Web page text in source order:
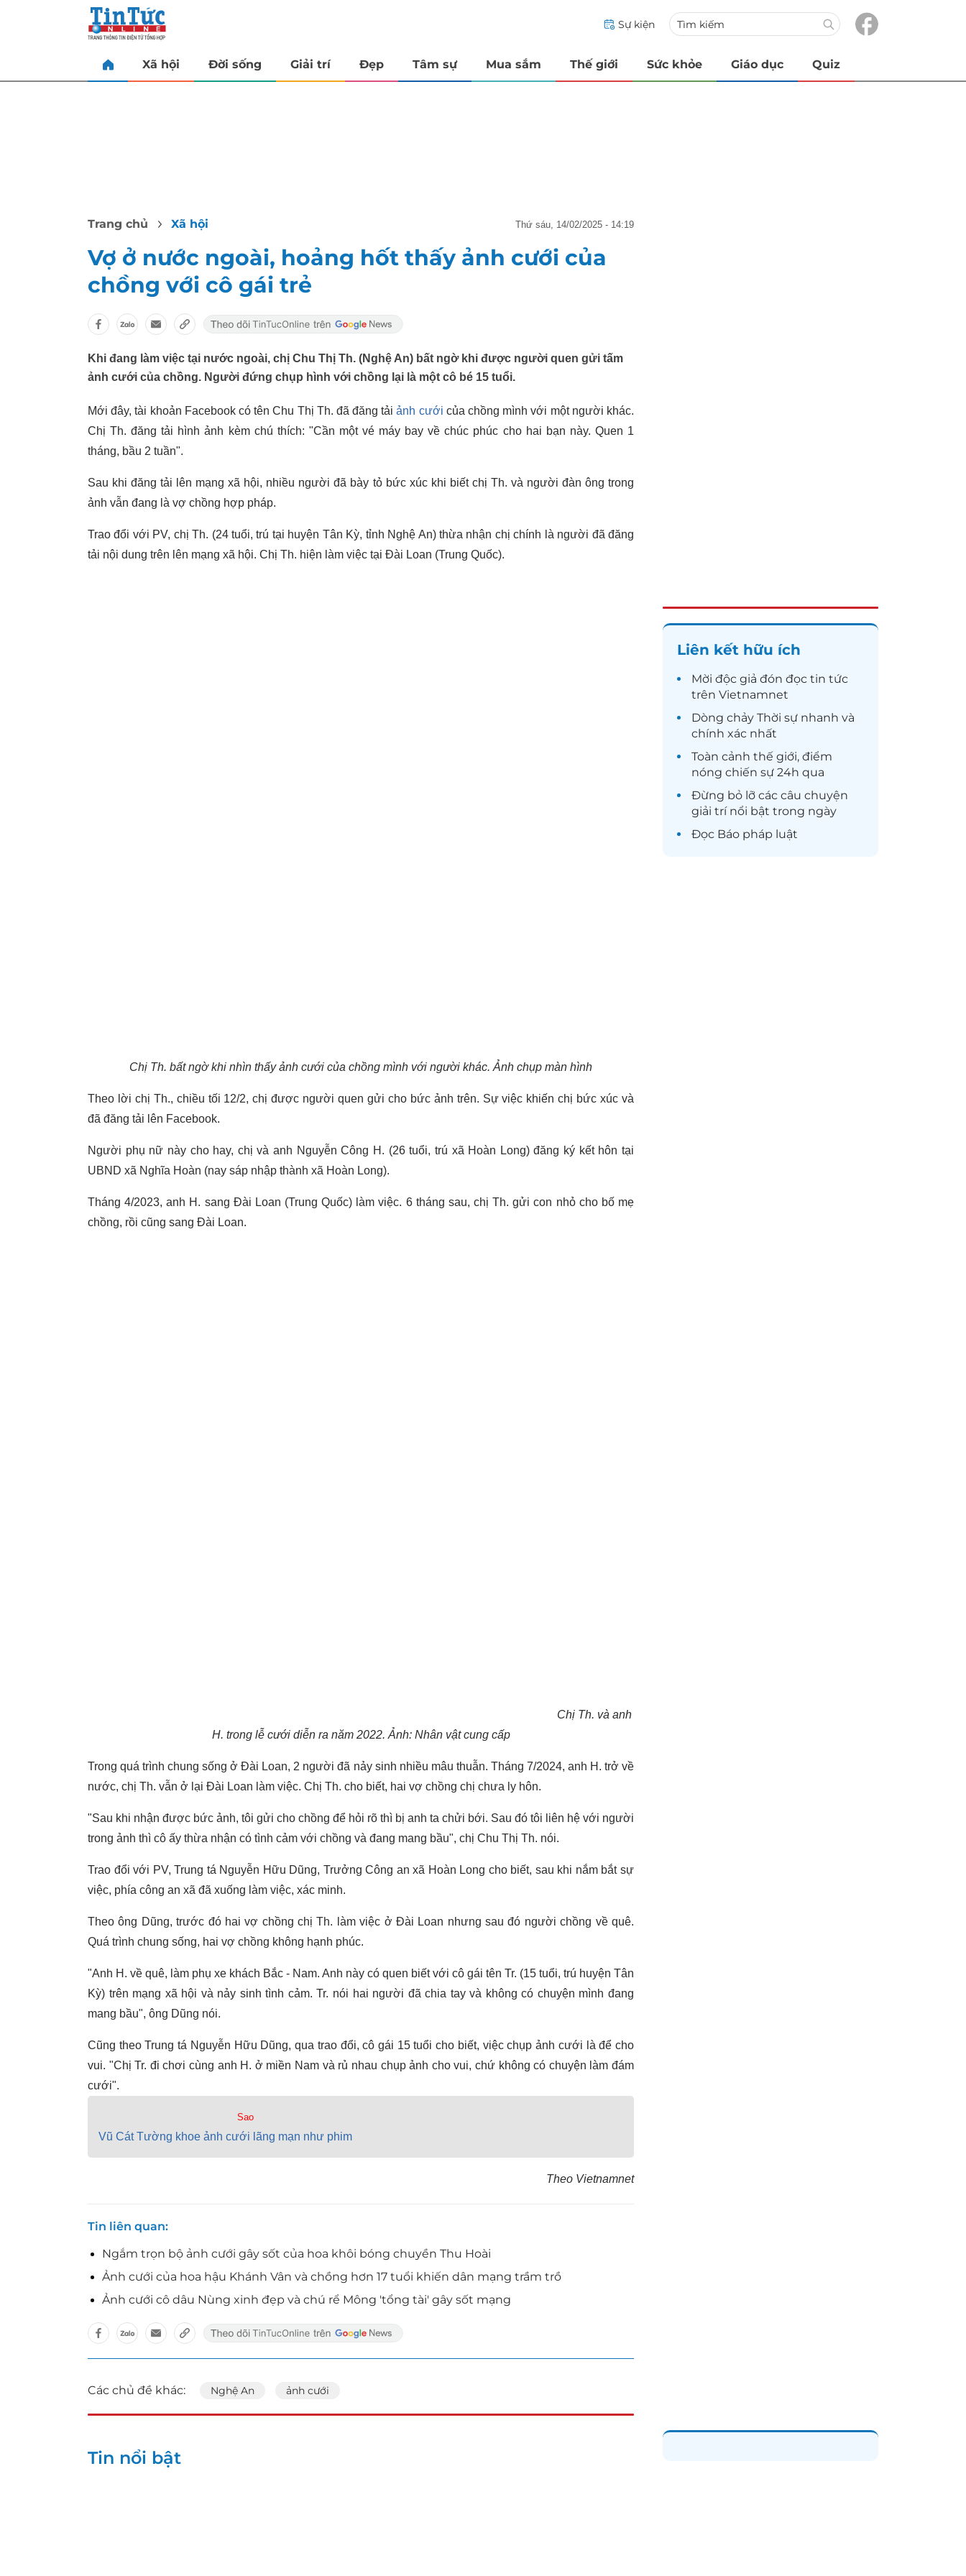
Sự kiện
Xã hội Đời sống Giải trí Đẹp Tâm sự Mua sắm Thế giới Sức khỏe Giáo dục Quiz
Trang chủ Xã hội thứ sáu, 14/02/2025 - 14:19
Vợ ở nước ngoài, hoảng hốt thấy ảnh cưới của
chồng với cô gái trẻ
Khi đang làm việc tại nước ngoài, chị Chu Thị Th. (Nghệ An) bất ngờ khi được người quen gửi tấm
ảnh cưới của chồng. Người đứng chụp hình với chồng lại là một cô bé 15 tuổi.
Mới đây, tài khoản Facebook có tên Chu Thị Th. đã đăng tảiảnh cưới của chồng mình với một người khác.
Chị Th. đăng tải hình ảnh kèm chú thích: "Cần một vé máy bay về chúc phúc cho hai bạn này. Quen 1
tháng, bầu 2 tuần".
Sau khi đăng tải lên mạng xã hội, nhiều người đã bày tỏ bức xúc khi biết chị Th. và người đàn ông trong
ảnh vẫn đang là vợ chồng hợp pháp.
Trao đổi với PV, chị Th. (24 tuổi, trú tại huyện Tân Kỳ, tỉnh Nghệ An) thừa nhận chị chính là người đã đăng
tải nội dung trên lên mạng xã hội. Chị Th. hiện làm việc tại Đài Loan (Trung Quốc).
Chị Th. bất ngờ khi nhìn thấy ảnh cưới của chồng mình với người khác. Ảnh chụp màn hình
Theo lời chị Th., chiều tối 12/2, chị được người quen gửi cho bức ảnh trên. Sự việc khiến chị bức xúc và
đã đăng tải lên Facebook.
Người phụ nữ này cho hay, chị và anh Nguyễn Công H. (26 tuổi, trú xã Hoàn Long) đăng ký kết hôn tại
UBND xã Nghĩa Hoàn (nay sáp nhập thành xã Hoàn Long).
Tháng 4/2023, anh H. sang Đài Loan (Trung Quốc) làm việc. 6 tháng sau, chị Th. gửi con nhỏ cho bố mẹ
chồng, rồi cũng sang Đài Loan.
Chị Th. và anh
H. trong lễ cưới diễn ra năm 2022. Ảnh: Nhân vật cung cấp
Trong quá trình chung sống ở Đài Loan, 2 người đã nảy sinh nhiều mâu thuẫn. Tháng 7/2024, anh H. trở về
nước, chị Th. vẫn ở lại Đài Loan làm việc. Chị Th. cho biết, hai vợ chồng chị chưa ly hôn.
"Sau khi nhận được bức ảnh, tôi gửi cho chồng để hỏi rõ thì bị anh ta chửi bới. Sau đó tôi liên hệ với người
trong ảnh thì cô ấy thừa nhận có tình cảm với chồng và đang mang bầu", chị Chu Thị Th. nói.
Trao đổi với PV, Trung tá Nguyễn Hữu Dũng, Trưởng Công an xã Hoàn Long cho biết, sau khi nắm bắt sự
việc, phía công an xã đã xuống làm việc, xác minh.
Theo ông Dũng, trước đó hai vợ chồng chị Th. làm việc ở Đài Loan nhưng sau đó người chồng về quê.
Quá trình chung sống, hai vợ chồng không hạnh phúc.
"Anh H. về quê, làm phụ xe khách Bắc - Nam. Anh này có quen biết với cô gái tên Tr. (15 tuổi, trú huyện Tân
Kỳ) trên mạng xã hội và nảy sinh tình cảm. Tr. nói hai người đã chia tay và không có chuyện mình đang
mang bầu", ông Dũng nói.
Cũng theo Trung tá Nguyễn Hữu Dũng, qua trao đổi, cô gái 15 tuổi cho biết, việc chụp ảnh cưới là để cho
vui. "Chị Tr. đi chơi cùng anh H. ở miền Nam và rủ nhau chụp ảnh cho vui, chứ không có chuyện làm đám
cưới".
Sao
Vũ Cát Tường khoe ảnh cưới lãng mạn như phim
Theo Vietnamnet
Tin liên quan
Ngắm trọn bộ ảnh cưới gây sốt của hoa khôi bóng chuyền Thu Hoài
Ảnh cưới của hoa hậu Khánh Vân và chồng hơn 17 tuổi khiến dân mạng trầm trồ
Ảnh cưới cô dâu Nùng xinh đẹp và chú rể Mông 'tổng tài' gây sốt mạng
Các chủ đề khác: Nghệ An ảnh cưới
Liên kết hữu ích
Mời độc giả đón đọc tin tức
trên Vietnamnet
Dòng chảy Thời sự nhanh và
chính xác nhất
Toàn cảnh thế giới, điểm
nóng chiến sự 24h qua
Đừng bỏ lỡ các câu chuyện
giải trínổi bật trong ngày
Đọc Báo pháp luật
Tin nổi bật